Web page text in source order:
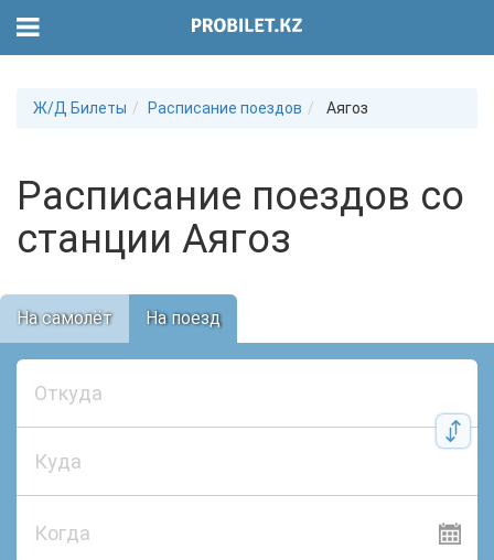
Ж/Д Билеты Расписание поездов Аягоз
Расписание поездов со
станции Аягоз
На самолёт На поезд
Когда